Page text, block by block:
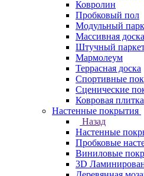
Ковролин
Пробковый пол
Модульный
Массивная доска
Штучный
Мармолеум
Террасная доска
Спортивные
Сценические
Ковровая плитка
Настенные покрытия
Назад
Настенные
Пробковые
Виниловые
3D